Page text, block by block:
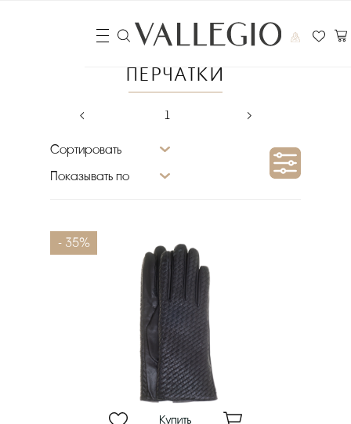
ПЕРЧАТКИ
‹ 1 ›
Сортировать
Показывать по
Сезон
Материал верха
Выберите порядок сортировки
- 35%